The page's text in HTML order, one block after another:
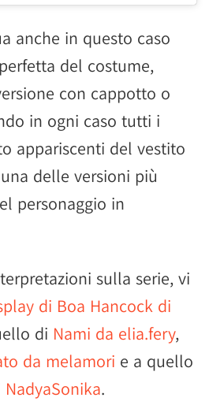
anche in questo caso
del costume,
con cappotto o
in ogni caso tutti i
appariscenti del vestito
delle versioni più
personaggio in
sulla serie, vi
di Boa Hancock di
di Nami da elia.fery,
da melamori e a quello
.